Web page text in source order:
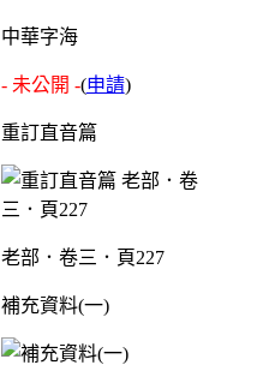
中華字海
- 未公開 -(申請)
重訂直音篇
老部．卷三．頁227
補充資料(一)